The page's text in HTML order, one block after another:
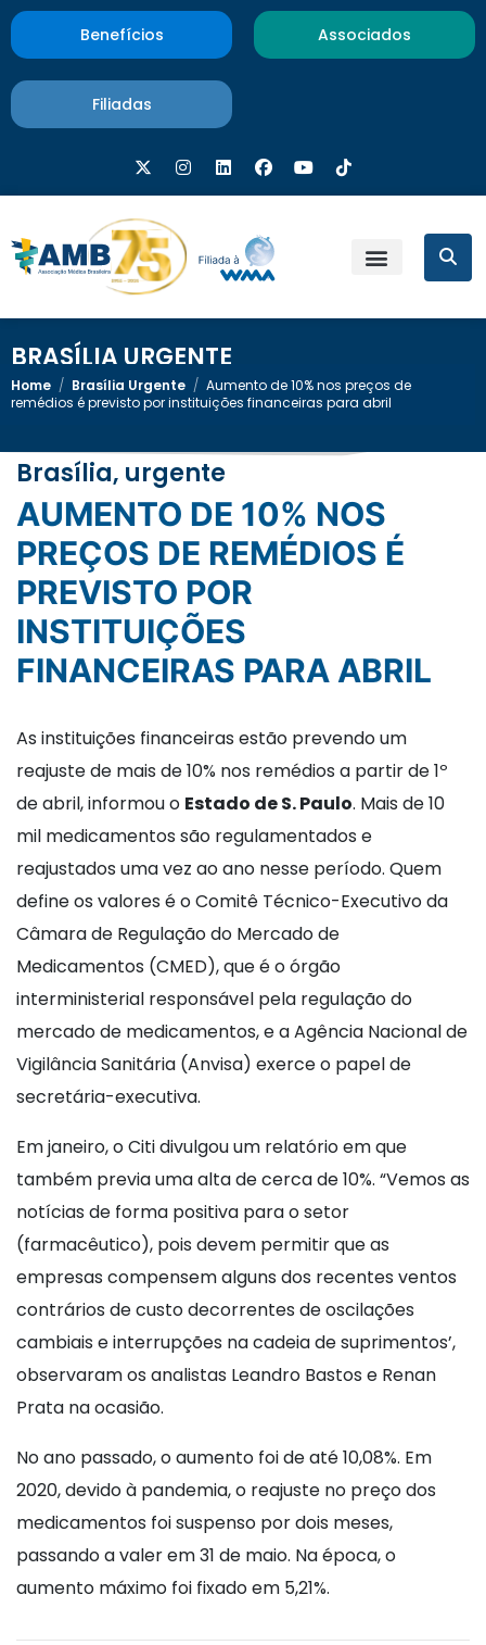
Benefícios Associados
Filiadas
BRASÍLIA URGENTE
Home / Brasília Urgente / Aumento de 10% nos preços de
remédios é previsto por instituições financeiras para abril
Brasília, urgente
AUMENTO DE 10% NOS
PREÇOS DE REMÉDIOS É
PREVISTO POR
INSTITUIÇÕES
FINANCEIRAS PARA ABRIL
As instituições financeiras estão prevendo um
reajuste de mais de 10% nos remédios a partir de 1º
de abril, informou o Estado de S. Paulo. Mais de 10
mil medicamentos são regulamentados e
reajustados uma vez ao ano nesse período. Quem
define os valores é o Comitê Técnico-Executivo da
Câmara de Regulação do Mercado de
Medicamentos (CMED), que é o órgão
interministerial responsável pela regulação do
mercado de medicamentos, e a Agência Nacional de
Vigilância Sanitária (Anvisa) exerce o papel de
secretária-executiva.
Em janeiro, o Citi divulgou um relatório em que
também previa uma alta de cerca de 10%. “Vemos as
notícias de forma positiva para o setor
(farmacêutico), pois devem permitir que as
empresas compensem alguns dos recentes ventos
contrários de custo decorrentes de oscilações
cambiais e interrupções na cadeia de suprimentos’,
observaram os analistas Leandro Bastos e Renan
Prata na ocasião.
No ano passado, o aumento foi de até 10,08%. Em
2020, devido à pandemia, o reajuste no preço dos
medicamentos foi suspenso por dois meses,
passando a valer em 31 de maio. Na época, o
aumento máximo foi fixado em 5,21%.